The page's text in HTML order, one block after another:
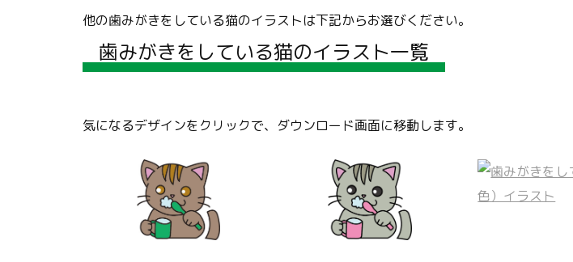
他の歯みがきをしている猫のイラストは下記からお選びください。
歯みがきをしている猫のイラスト一覧
気になるデザインをクリックで、ダウンロード画面に移動します。